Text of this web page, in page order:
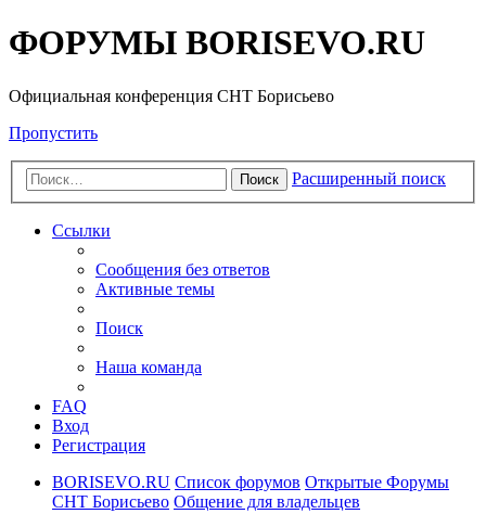
ФОРУМЫ BORISEVO.RU
Официальная конференция СНТ Борисьево
Пропустить
Поиск Расширенный поиск
Ссылки
Сообщения без ответов
Активные темы
Поиск
Наша команда
FAQ
Вход
Регистрация
BORISEVO.RU Список форумов Открытые Форумы
СНТ Борисьево Общение для владельцев